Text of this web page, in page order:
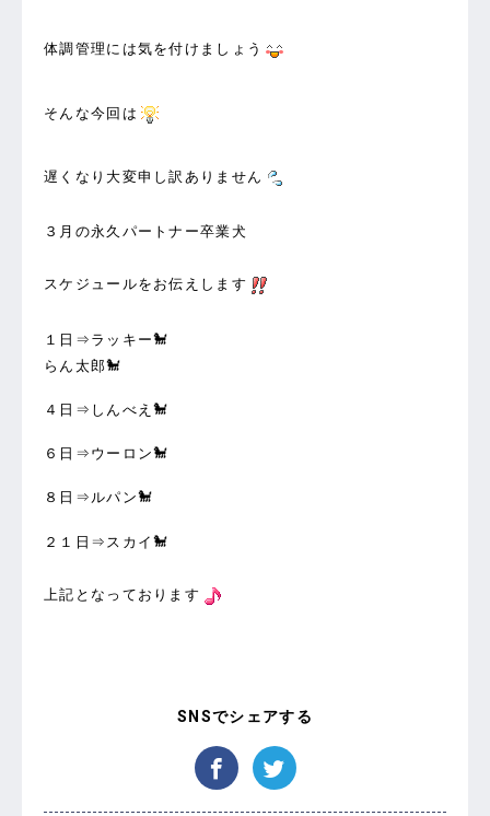
体調管理には気を付けましょう
そんな今回は
遅くなり大変申し訳ありません
３月の永久パートナー卒業犬
スケジュールをお伝えします
１日⇒ラッキー🐩
らん太郎🐩
４日⇒しんべえ🐩
６日⇒ウーロン🐩
８日⇒ルパン🐩
２１日⇒スカイ🐩
上記となっております